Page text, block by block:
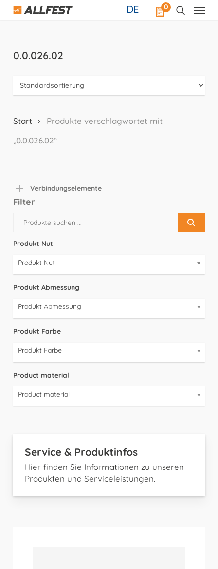
Skip
0
DE
0.0.026.02
Start
Produkte verschlagwortet mit
„0.0.026.02“
Verbindungselemente
Filter
Produkt Nut
Produkt Nut
Produkt Abmessung
Produkt Abmessung
Produkt Farbe
Produkt Farbe
Product material
Product material
Service & Produktinfos
Hier finden Sie Informationen zu unseren
Produkten und Serviceleistungen.